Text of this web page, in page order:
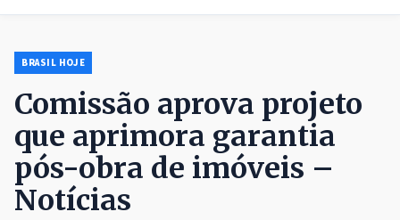
BRASIL HOJE
Comissão aprova projeto
que aprimora garantia
pós-obra de imóveis –
Notícias